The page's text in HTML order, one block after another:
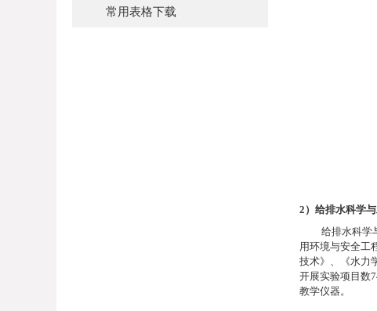
常用表格下载
2 ）给排水科学
给排水科学
用环境与安全工
技术》、《水力
开展实验项目数
教学仪器。